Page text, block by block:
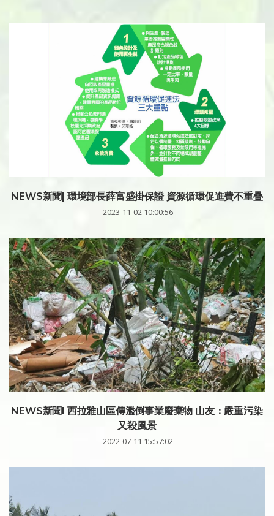
NEWS新聞| 環境部長薛富盛掛保證 資源循環促進費不重疊
2023-11-02 10:00:56
NEWS新聞I 西拉雅山區傳濫倒事業廢棄物 山友：嚴重污染
又殺風景
2022-07-11 15:57:02